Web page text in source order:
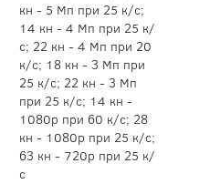
кн - 5 Мп при 25 к/с;
14 кн - 4 Мп при 25 к/
с; 22 кн - 4 Мп при 20
к/с; 18 кн - 3 Мп при
25 к/с; 22 кн - 3 Мп
при 25 к/с; 14 кн -
1080p при 60 к/с; 28
кн - 1080p при 25 к/с;
63 кн - 720p при 25 к/
с